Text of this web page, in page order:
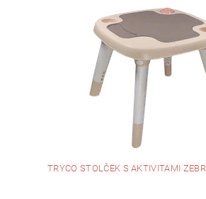
TRYCO STOLČEK S AKTIVITAMI